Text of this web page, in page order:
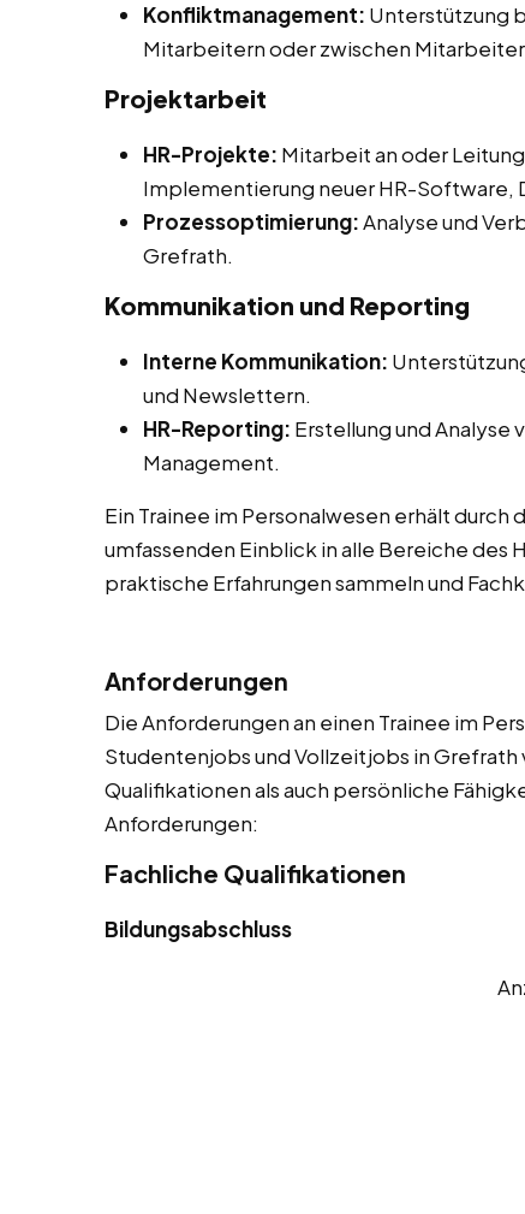
Konfliktmanagement: Unterstützung
Mitarbeitern oder zwischen
Projektarbeit
HR-Projekte: Mitarbeit an oder
Implementierung neuer HR-Software,
Prozessoptimierung:Analyse und
Grefrath.
Kommunikation und Reporting
Interne Kommunikation:
und Newslettern.
HR-Reporting: Erstellung und Analyse
Management.
Ein Trainee im Personalwesen erhält
umfassenden Einblick in alle Bereiche des
praktische Erfahrungen sammeln und
Anforderungen
Die Anforderungen an einen Trainee im
Studentenjobs und Vollzeitjobs in
Qualifikationen als auch persönliche
Anforderungen:
Fachliche Qualifikationen
Bildungsabschluss